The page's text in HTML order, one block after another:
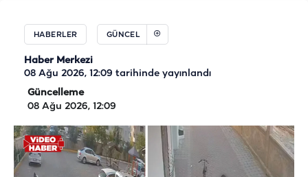
HABERLER GÜNCEL
Haber Merkezi
08 Ağu 2026, 12:09 tarihinde yayınlandı
Güncelleme
08 Ağu 2026, 12:09